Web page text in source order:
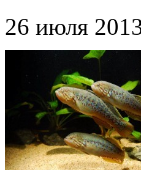
26 июля